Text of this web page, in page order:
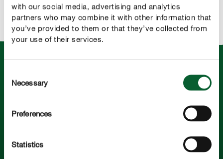
with our social media, advertising and analytics
partners who may combine it with other information that
you’ve provided to them or that they’ve collected from
your use of their services.
Selection
Necessary
Preferences
Statistics
Companie
COMPO. Plante frumoase pur şi simplu